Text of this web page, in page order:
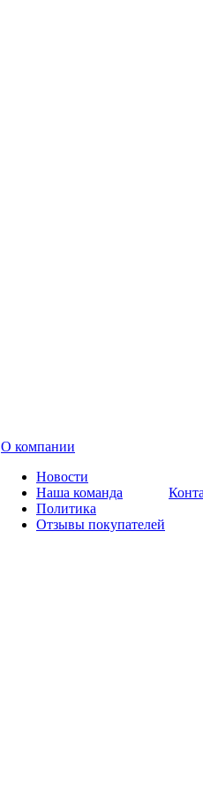
О компании
Новости
Наша команда
Политика
Отзывы покупателей